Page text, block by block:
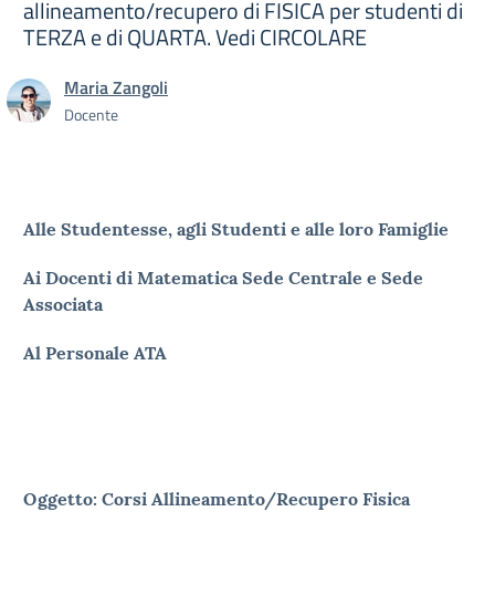
allineamento/recupero di FISICA per studenti di
TERZA e di QUARTA. Vedi CIRCOLARE
Maria Zangoli
Docente
Alle Studentesse, agli Studenti e alle loro Famiglie
Ai Docenti di Matematica Sede Centrale e Sede
Associata
Al Personale ATA
Oggetto: Corsi Allineamento/Recupero Fisica